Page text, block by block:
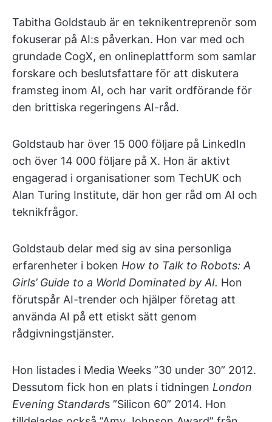
Tabitha Goldstaub är en teknikentreprenör som
fokuserar på AI:s påverkan. Hon var med och
grundade CogX, en onlineplattform som samlar
forskare och beslutsfattare för att diskutera
framsteg inom AI, och har varit ordförande för
den brittiska regeringens AI-råd.
Goldstaub har över 15 000 följare på LinkedIn
och över 14 000 följare på X. Hon är aktivt
engagerad i organisationer som TechUK och
Alan Turing Institute, där hon ger råd om AI och
teknikfrågor.
Goldstaub delar med sig av sina personliga
erfarenheter i boken How to Talk to Robots: A
Girls’ Guide to a World Dominated by AI. Hon
förutspår AI-trender och hjälper företag att
använda AI på ett etiskt sätt genom
rådgivningstjänster.
Hon listades i Media Weeks ”30 under 30” 2012.
Dessutom fick hon en plats i tidningen London
Evening Standards ”Silicon 60” 2014. Hon